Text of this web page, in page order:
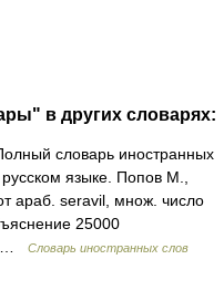
в других словарях:
словарь иностранных
языке. Попов М.,
араб. seravil, множ. число
25000
…
Словарь иностранных слов